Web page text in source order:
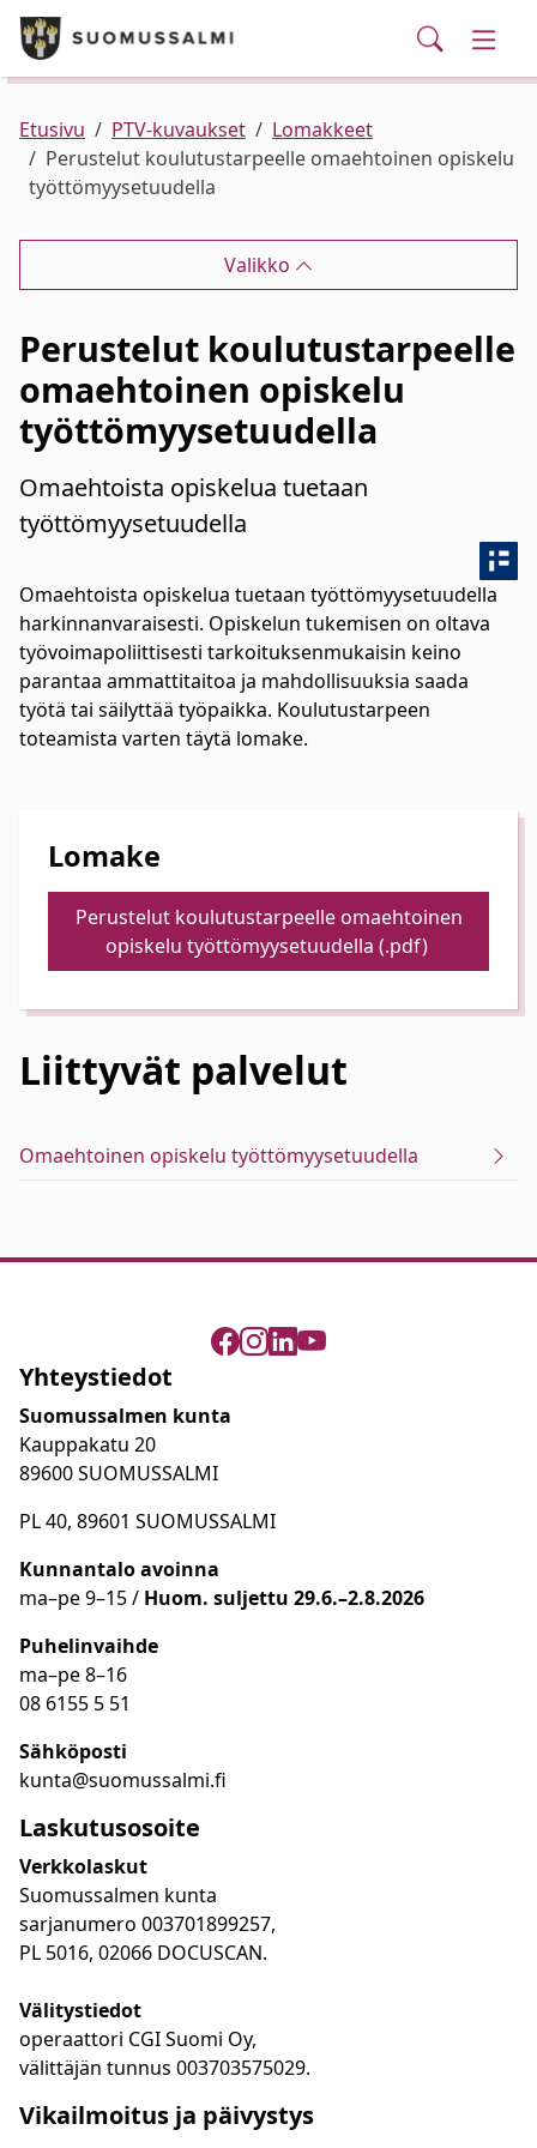
Siirry pääsisältöön
Puhelinluettelo/yhteystiedot
Palvelut
Ajankohtaista
Verkkokauppa
Haku
Kunta ja hallinto
Asuminen ja ympäristö
Varhaiskasvatus ja koulutus
Kulttuuri, vapaa-aika ja nuoret
Etusivu PTV-kuvaukset
Lomakkeet
Perustelut koulutustarpeelle omaehtoinen opiskelu
työttömyysetuudella
Valikko
Perustelut koulutustarpeelle
omaehtoinen opiskelu
työttömyysetuudella
Omaehtoista opiskelua tuetaan
työttömyysetuudella
Omaehtoista opiskelua tuetaan työttömyysetuudella
harkinnanvaraisesti. Opiskelun tukemisen on oltava
työvoimapoliittisesti tarkoituksenmukaisin keino
parantaa ammattitaitoa ja mahdollisuuksia saada
työtä tai säilyttää työpaikka. Koulutustarpeen
toteamista varten täytä lomake.
Lomake
Perustelut koulutustarpeelle omaehtoinen
opiskelu työttömyysetuudella (.pdf)
Liittyvät palvelut
Omaehtoinen opiskelu työttömyysetuudella
Yhteystiedot
Suomussalmen kunta
Kauppakatu 20
89600 SUOMUSSALMI
PL 40, 89601 SUOMUSSALMI
Kunnantalo avoinna
ma–pe 9–15 / Huom. suljettu 29.6.–2.8.2026
Puhelinvaihde
ma–pe 8–16
08 6155 5 51
Sähköposti
kunta@suomussalmi.fi
Laskutusosoite
Verkkolaskut
Suomussalmen kunta
sarjanumero 003701899257,
PL 5016, 02066 DOCUSCAN.
Välitystiedot
operaattori CGI Suomi Oy,
välittäjän tunnus 003703575029.
Vikailmoitus ja päivystys